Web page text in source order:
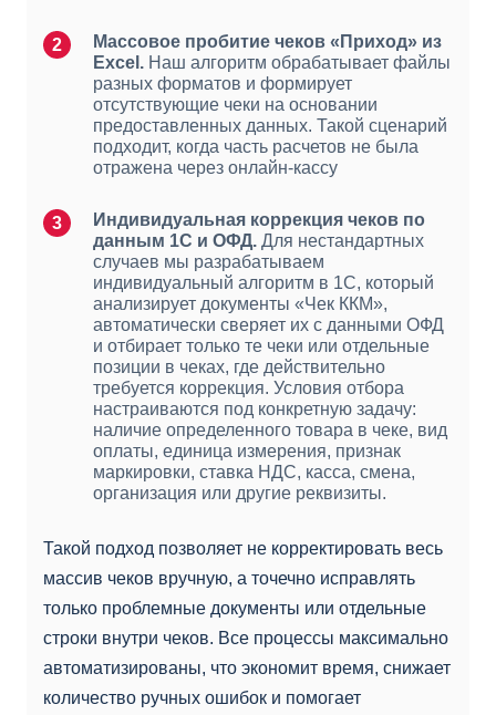
Массовое пробитие чеков «Приход» из
Excel. Наш алгоритм обрабатывает файлы
разных форматов и формирует
отсутствующие чеки на основании
предоставленных данных. Такой сценарий
подходит, когда часть расчетов не была
отражена через онлайн-кассу
Индивидуальная коррекция чеков по
данным 1С и ОФД. Для нестандартных
случаев мы разрабатываем
индивидуальный алгоритм в 1С, который
анализирует документы «Чек ККМ»,
автоматически сверяет их с данными ОФД
и отбирает только те чеки или отдельные
позиции в чеках, где действительно
требуется коррекция. Условия отбора
настраиваются под конкретную задачу:
наличие определенного товара в чеке, вид
оплаты, единица измерения, признак
маркировки, ставка НДС, касса, смена,
организация или другие реквизиты.
Такой подход позволяет не корректировать весь
массив чеков вручную, а точечно исправлять
только проблемные документы или отдельные
строки внутри чеков. Все процессы максимально
автоматизированы, что экономит время, снижает
количество ручных ошибок и помогает